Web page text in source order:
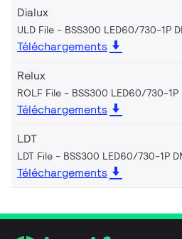
Dialux
ULD File - BSS300 LED60/730-1P
Téléchargements
Relux
ROLF File - BSS300 LED60/730-1P
Téléchargements
LDT
LDT File - BSS300 LED60/730-1P
Téléchargements